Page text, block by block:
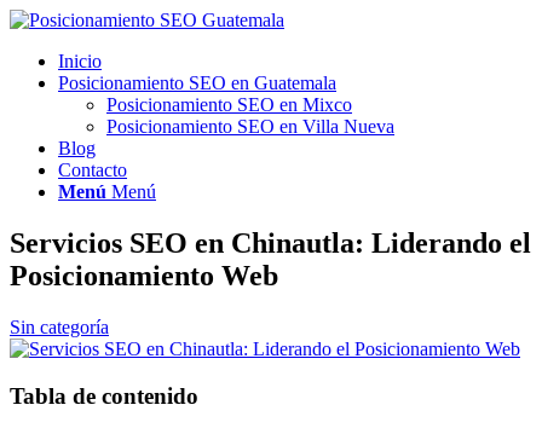
Inicio
Posicionamiento SEO en Guatemala
Posicionamiento SEO en Mixco
Posicionamiento SEO en Villa Nueva
Blog
Contacto
Menú Menú
Servicios SEO en Chinautla: Liderando el
Posicionamiento Web
Sin categoría
Tabla de contenido